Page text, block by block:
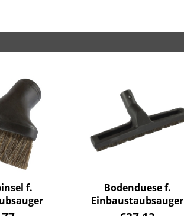
f.
Bodenduese f.
Einbaustaubsauger